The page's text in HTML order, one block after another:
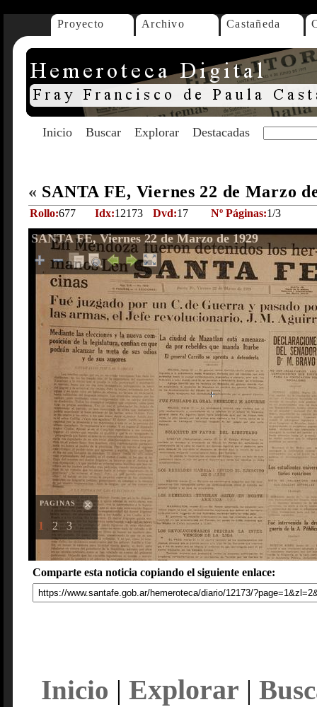
Proyecto Archivo Castañeda
Inicio Buscar Explorar Destacadas
« SANTA FE, Viernes 22 de Marzo
Rollo:677 Idx:12173 Dvd:17 Nº Páginas:1/3
SANTA FE, Viernes 22 de Marzo de 1929
PAGINAS
1 2 3
Comparte esta noticia copiando el siguiente enlace:
Inicio | Explorar |